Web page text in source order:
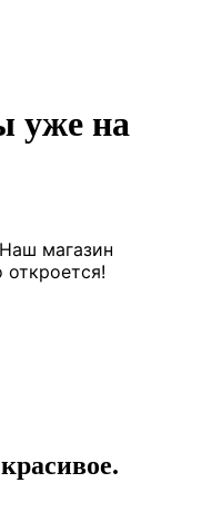
уже на
магазин
откроется!